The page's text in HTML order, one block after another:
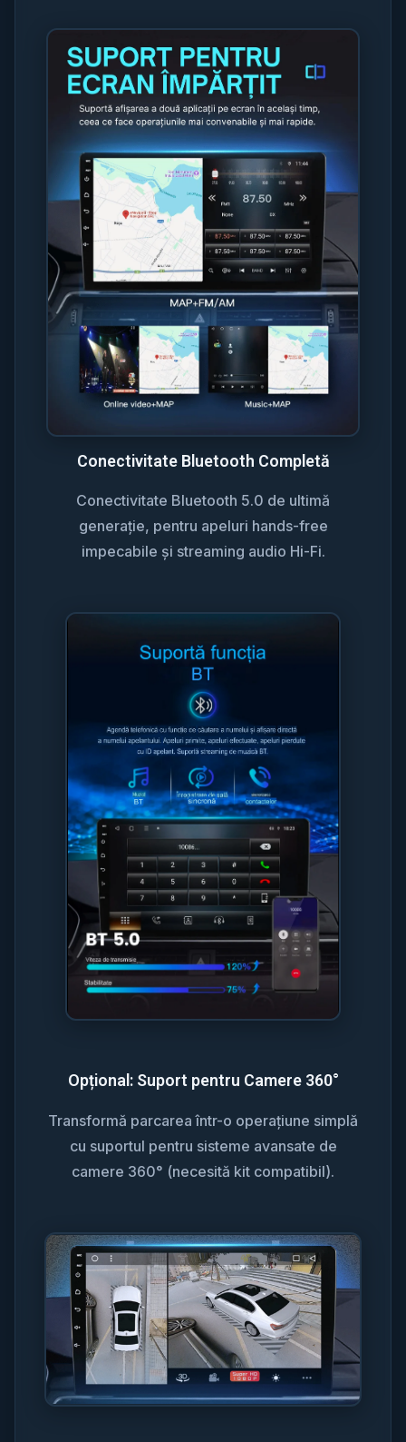
Conectivitate Bluetooth Completă
Conectivitate Bluetooth 5.0 de ultimă
generație, pentru apeluri hands-free
impecabile și streaming audio Hi-Fi.
Opțional: Suport pentru Camere 360°
Transformă parcarea într-o operațiune simplă
cu suportul pentru sisteme avansate de
camere 360° (necesită kit compatibil).